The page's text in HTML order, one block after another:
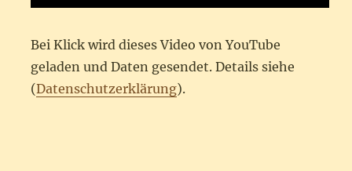
Bei Klick wird dieses Video von YouTube
geladen und Daten gesendet. Details siehe
(Datenschutzerklärung).